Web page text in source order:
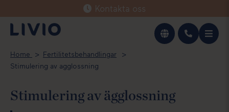
Kontakta oss
Home
Fertilitetsbehandlingar
Stimulering av agglossning
Stimulering av ägglossning